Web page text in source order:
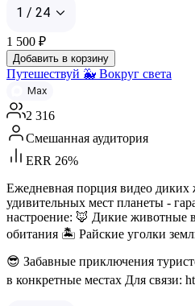
1 / 24
1 500 ₽
Добавить в корзину
Путешествуй 🐳 Вокруг света
Max
2 316
Смешанная аудитория
ERR 26%
Ежедневная порция видео
удивительных мест планеты -
настроение: 🦊 Дикие животные
обитания 🏝 Райские уголки
😎 Забавные приключения
в конкретные местах Для связи: